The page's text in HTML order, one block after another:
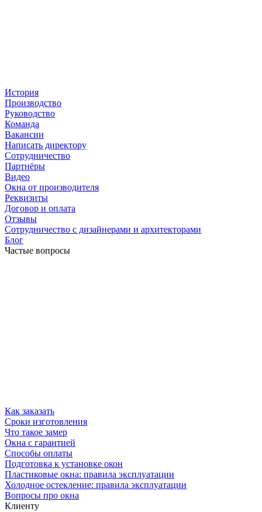
История
Производство
Руководство
Команда
Вакансии
Написать директору
Сотрудничество
Партнёры
Видео
Окна от производителя
Реквизиты
Договор и оплата
Отзывы
Сотрудничество с дизайнерами и архитекторами
Блог
Частые вопросы
Как заказать
Сроки изготовления
Что такое замер
Окна с гарантией
Способы оплаты
Подготовка к установке окон
Пластиковые окна: правила эксплуатации
Холодное остекление: правила эксплуатации
Вопросы про окна
Клиенту